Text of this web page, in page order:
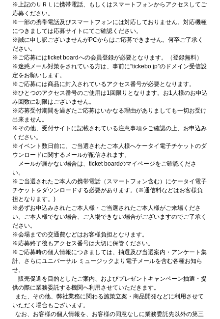
※上記のＵＲＬに携帯電話、もしくはスマートフォンからアクセスしてご
応募ください。
※一部の携帯電話及びスマートフォンには対応しておりません。対応機種
につきましては応募サイトにてご確認ください。
※誠に申し訳ございませんがPCからはご応募できません。何卒ご了承く
ださい。
※ご応募にはticket boardへの会員登録が必要となります。（登録無料）
※迷惑メール対策をされている方は、事前に“tickebo.jp”のドメイン受信設
定をお願いします。
※ご応募には商品に封入されているアクセス番号が必要となります。
※ひとつのアクセス番号のご使用は1回限りとなります。お1人様のお申込
み回数に制限はございません。
※応募受付期間を過ぎたご応募はいかなる理由がありましても一切お受け
出来ません。
※その他、受付サイトに記載されている注意事項をご確認の上、お申込み
ください。
※イベント数日前に、ご当選されたご本人様へケータイ電子チケットのダ
ウンロードに関するメールが配信されます。
メールが届かない場合は、ticket boardのマイページをご確認くださ
い。
※ご当選されたご本人の携帯電話（スマートフォン含む）にケータイ電子
チケットをダウンロードする必要があります。(※通信料などはお客様負
担となります。)
※必ずお申込みされたご本人様・ご当選されたご本人様がご来場くださ
い。ご本人様でない場合、ご入場できない場合がございますのでご了承く
ださい。
※会場までの交通費などはお客様負担となります。
※応募終了後もアクセス番号は大切に保管ください。
※ご応募時の個人情報につきましては、抽選及び当選案内・アンケート集
計、さらにユニバーサル ミュージックより電子メールを含む各種お知ら
せ、
販売促進を目的としたご案内、およびプレゼントキャンペーン抽選・提
供の際に業務委託する機関へ利用させていただきます。
また、その他、弊社業務に関わる施策立案・商品開発などに利用させて
いただく場合もございます。
なお、お客様の個人情報を、お客様の同意なしに業務委託先以外の第三